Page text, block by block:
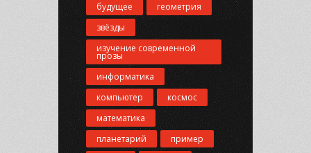
будущее
геометрия
звёзды
изучение современной
прозы
информатика
компьютер
космос
математика
планетарий
пример